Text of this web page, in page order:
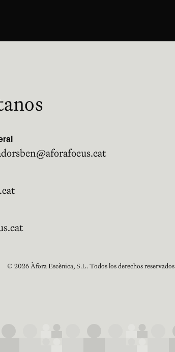
© 2026 Àfora Escènica, S.L. Todos los derechos reservados